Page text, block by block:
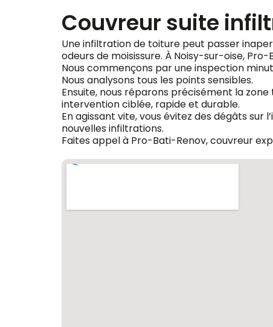
Couvreur suite
Une infiltration de toiture peut passer
odeurs de moisissure. À Noisy-sur-oise,
Nous commençons par une inspection
Nous analysons tous les points sensibles.
Ensuite, nous réparons précisément la
intervention ciblée, rapide et durable.
En agissant vite, vous évitez des dégâts sur
nouvelles infiltrations.
Faites appel à Pro-Bati-Renov, couvreur